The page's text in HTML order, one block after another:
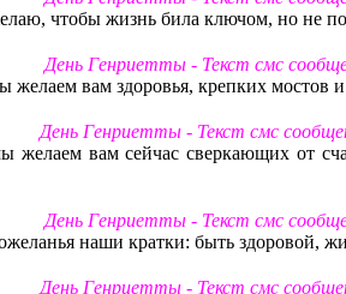
чтобы жизнь била ключом, но не
День Генриетты - Текст смс
желаем вам здоровья, крепких мостов
День Генриетты - Текст смс
желаем вам сейчас сверкающих от
День Генриетты - Текст смс
наши кратки: быть здоровой,
День Генриетты - Текст смс